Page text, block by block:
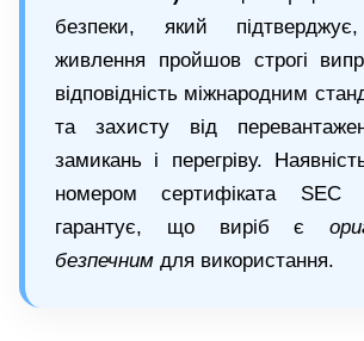
безпеки, який
живлення пройшов строгі
відповідність міжнародним
та захисту від
замикань і перегріву.
номером сертифіката SEC
гарантує, що виріб є
безпечним для використання.